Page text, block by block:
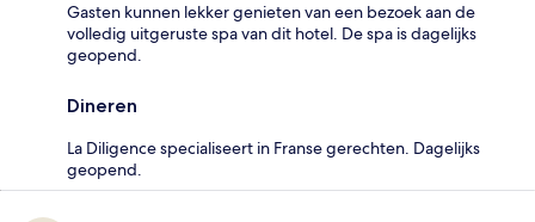
Gasten kunnen lekker genieten van een bezoek aan de
volledig uitgeruste spa van dit hotel. De spa is dagelijks
geopend.
Dineren
La Diligence specialiseert in Franse gerechten. Dagelijks
geopend.